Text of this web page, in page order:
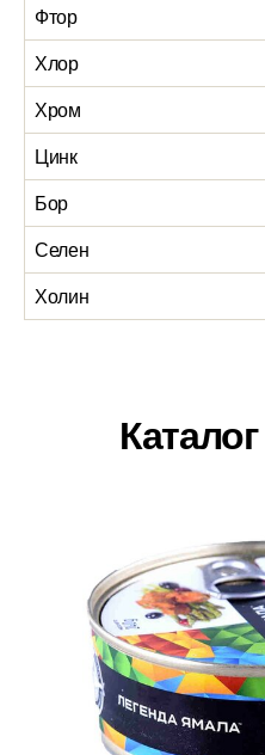
Фтор
Хлор
Хром
Цинк
Бор
Селен
Холин